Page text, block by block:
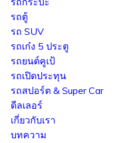
รถตู้
รถ SUV
รถเก๋ง 5 ประตู
รถยนต์คูเป้
รถเปิดประทุน
รถสปอร์ต & Super Car
ดีลเลอร์
เกี่ยวกับเรา
บทความ